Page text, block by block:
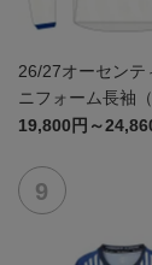
26/27オーセンテ
ニフォーム長袖
19,800円～